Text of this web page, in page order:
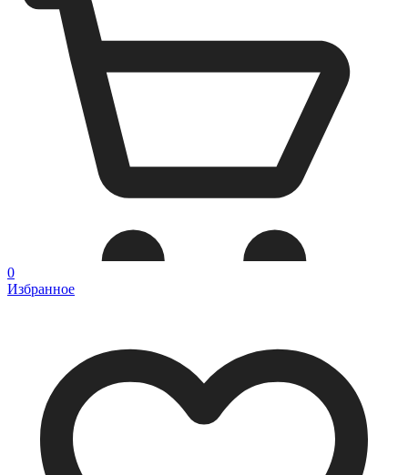
0
Избранное